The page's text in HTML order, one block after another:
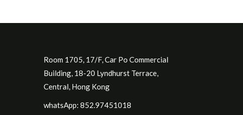
Room 1705, 17/F, Car Po Commercial
Building, 18-20 Lyndhurst Terrace,
Central, Hong Kong
whatsApp: 852.97451018